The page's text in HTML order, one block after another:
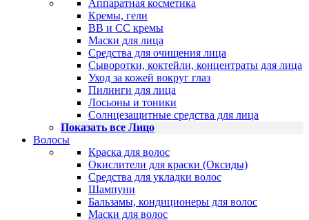
Аппаратная косметика
Кремы, гели
BB и CC кремы
Маски для лица
Средства для очищения лица
Сыворотки, коктейли, концентраты для лица
Уход за кожей вокруг глаз
Пилинги для лица
Лосьоны и тоники
Солнцезащитные средства для лица
Показать все Лицо
Волосы
Краска для волос
Окислители для краски (Оксиды)
Средства для укладки волос
Шампуни
Бальзамы, кондиционеры для волос
Маски для волос